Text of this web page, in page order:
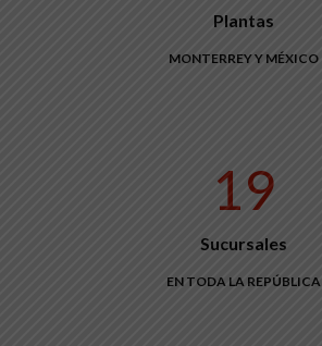
Plantas
MONTERREY Y MÉXICO
19
Sucursales
EN TODA LA REPÚBLICA